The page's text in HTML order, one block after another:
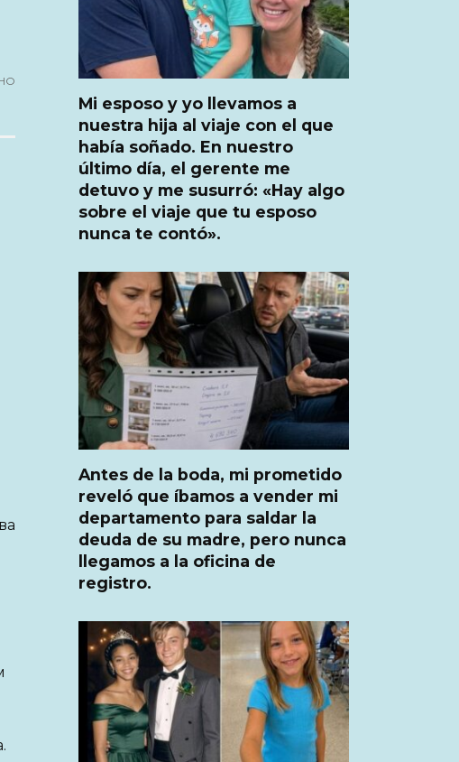
Mi esposo y yo llevamos a
nuestra hija al viaje con el que
había soñado. En nuestro
último día, el gerente me
detuvo y me susurró: «Hay algo
sobre el viaje que tu esposo
nunca te contó».
Antes de la boda, mi prometido
reveló que íbamos a vender mi
departamento para saldar la
deuda de su madre, pero nunca
llegamos a la oficina de
registro.